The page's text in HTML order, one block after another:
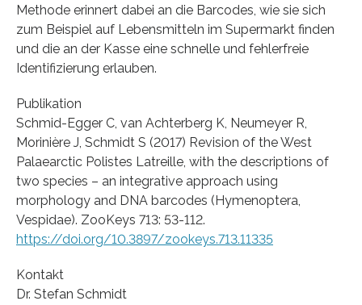
Methode erinnert dabei an die Barcodes, wie sie sich
zum Beispiel auf Lebensmitteln im Supermarkt finden
und die an der Kasse eine schnelle und fehlerfreie
Identifizierung erlauben.
Publikation
Schmid-Egger C, van Achterberg K, Neumeyer R,
Morinière J, Schmidt S (2017) Revision of the West
Palaearctic Polistes Latreille, with the descriptions of
two species – an integrative approach using
morphology and DNA barcodes (Hymenoptera,
Vespidae). ZooKeys 713: 53-112.
https://doi.org/10.3897/zookeys.713.11335
Kontakt
Dr. Stefan Schmidt